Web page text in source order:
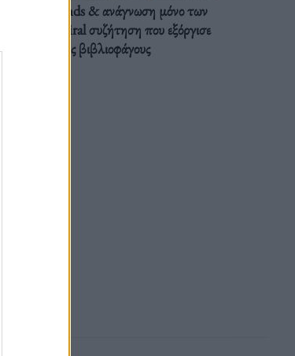
BookTok trends & ανάγνωση μόνο των
διαλόγων: Η viral συζήτηση που εξόργισε
τους βιβλιοφάγους